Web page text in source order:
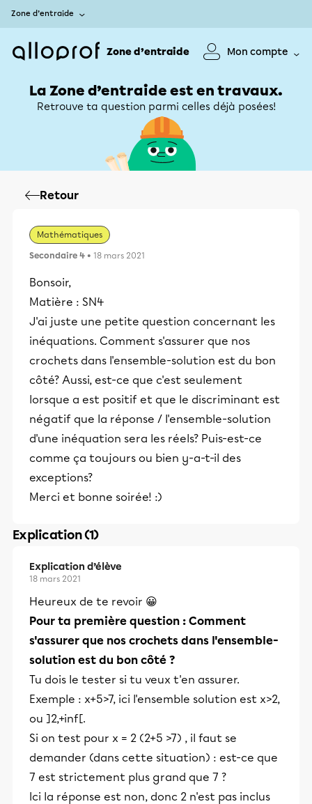
Zone d’entraide
Zone d’entraide Mon compte
La Zone d’entraide est en travaux.
Retrouve ta question parmi celles déjà posées!
Retour
Mathématiques
Secondaire 4 • 18 mars 2021
Bonsoir,
Matière : SN4
J'ai juste une petite question concernant les
inéquations. Comment s'assurer que nos
crochets dans l'ensemble-solution est du bon
côté? Aussi, est-ce que c'est seulement
lorsque a est positif et que le discriminant est
négatif que la réponse / l'ensemble-solution
d'une inéquation sera les réels? Puis-est-ce
comme ça toujours ou bien y-a-t-il des
exceptions?
Merci et bonne soirée! :)
Explication (1)
Explication d’élève
18 mars 2021
Heureux de te revoir 😀
Pour ta première question : Comment
s'assurer que nos crochets dans l'ensemble-
solution est du bon côté ?
Tu dois le tester si tu veux t'en assurer.
Exemple : x+5>7, ici l'ensemble solution est x>2,
ou ]2,+inf[.
Si on test pour x = 2 (2+5 >7) , il faut se
demander (dans cette situation) : est-ce que
7 est strictement plus grand que 7 ?
Ici la réponse est non, donc 2 n'est pas inclus